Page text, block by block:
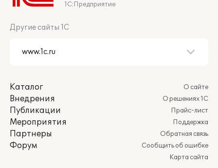
1С:Предприятие
Другие сайты 1С
Каталог
Внедрения
Публикации
Мероприятия
Партнеры
Форум
О сайте
О решениях 1С
Прайс-лист
Поддержка
Обратная связь
Сообщить об ошибке
Карта сайта